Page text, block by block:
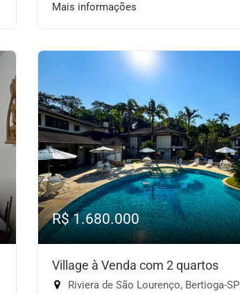
Mais informações
R$ 1.680.000
Village à Venda com 2 quartos
Riviera de São Lourenço, Bertioga-SP